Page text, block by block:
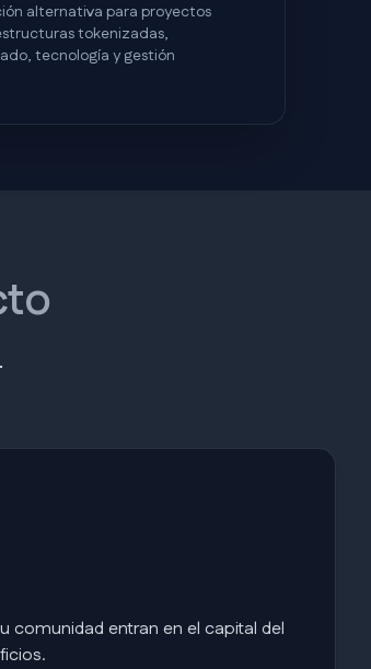
alternativa para proyectos
tokenizadas,
tecnología y gestión
comunidad entran en el capital del